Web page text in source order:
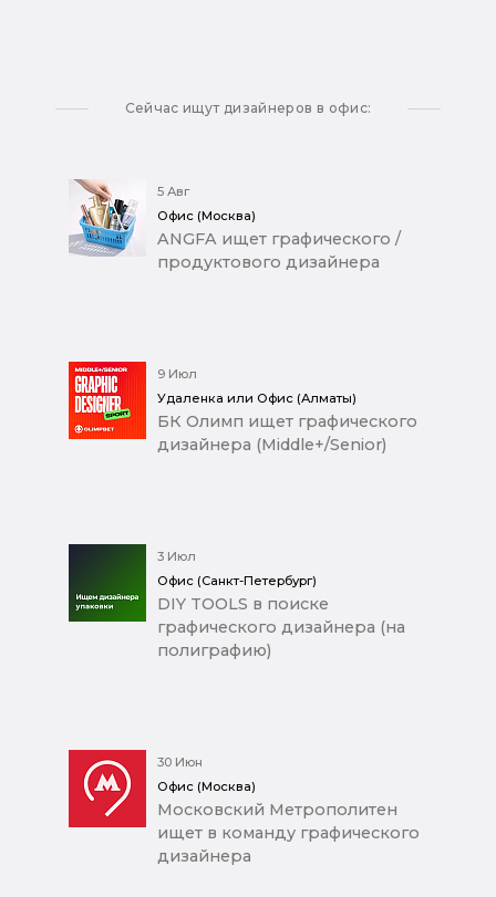
Сейчас ищут дизайнеров в офис:
5 Авг
Офис (Москва)
ANGFA ищет графического /
продуктового дизайнера
9 Июл
Удаленка или Офис (Алматы)
БК Олимп ищет графического
дизайнера (Middle+/Senior)
3 Июл
Офис (Санкт-Петербург)
DIY TOOLS в поиске
графического дизайнера (на
полиграфию)
30 Июн
Офис (Москва)
Московский Метрополитен
ищет в команду графического
дизайнера